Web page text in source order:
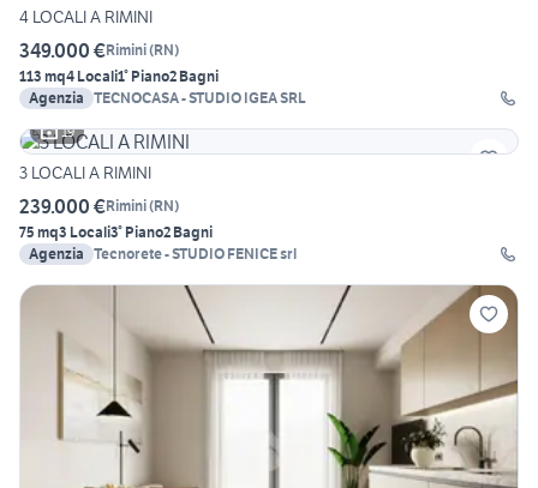
4 LOCALI A RIMINI
349.000 €Rimini(RN)
113 mq4 Locali1° Piano2 Bagni
Agenzia TECNOCASA - STUDIO IGEA SRL
19
3 LOCALI A RIMINI
239.000 €Rimini(RN)
75 mq3 Locali3° Piano2 Bagni
Agenzia Tecnorete - STUDIO FENICE srl